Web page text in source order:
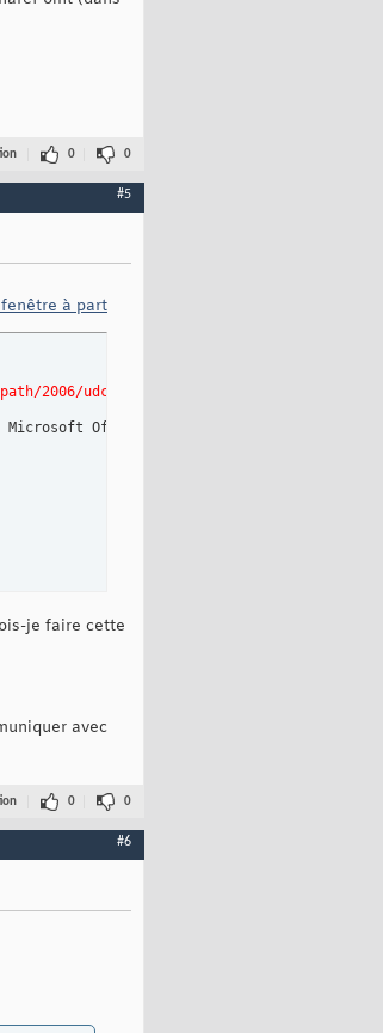
0 0
#5
à part
2006/udc"
Microsoft Office InfoPath
je faire cette
avec
0 0
#6